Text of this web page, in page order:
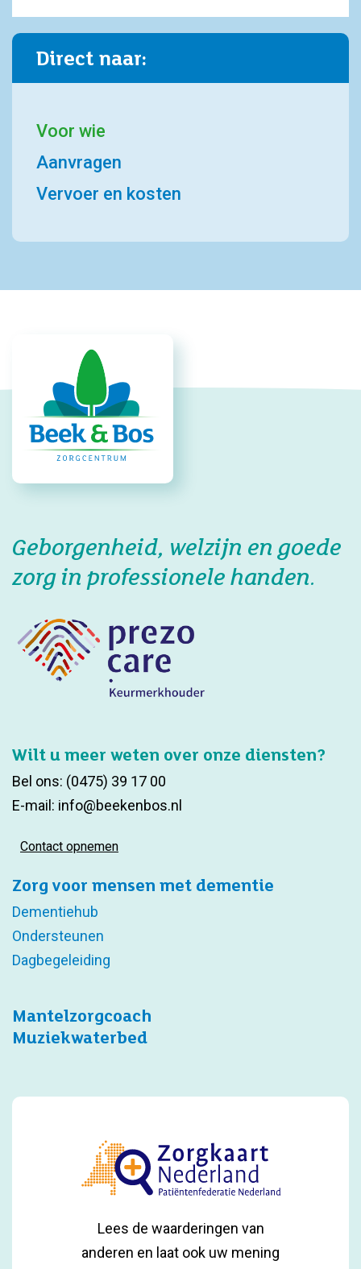
Direct naar:
Voor wie
Aanvragen
Vervoer en kosten
Geborgenheid, welzijn en goede
zorg in professionele handen.
Wilt u meer weten over onze diensten?
Bel ons: (0475) 39 17 00
E-mail: info@beekenbos.nl
Contact opnemen
Zorg voor mensen met dementie
Dementiehub
Ondersteunen
Dagbegeleiding
Mantelzorgcoach
Muziekwaterbed
Lees de waarderingen van
anderen en laat ook uw mening